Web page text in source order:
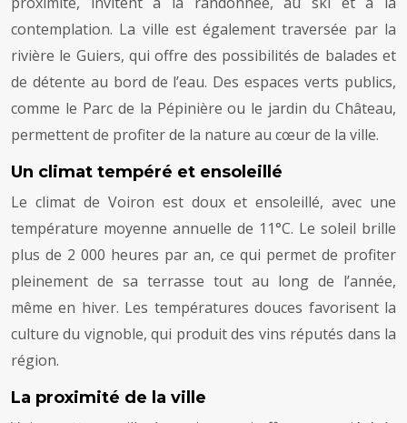
contemplation. La ville est également traversée par la
rivière le Guiers, qui offre des possibilités de balades et
de détente au bord de l’eau. Des espaces verts publics,
comme le Parc de la Pépinière ou le jardin du Château,
permettent de profiter de la nature au cœur de la ville.
Un climat tempéré et ensoleillé
Le climat de Voiron est doux et ensoleillé, avec une
température moyenne annuelle de 11°C. Le soleil brille
plus de 2 000 heures par an, ce qui permet de profiter
pleinement de sa terrasse tout au long de l’année,
même en hiver. Les températures douces favorisent la
culture du vignoble, qui produit des vins réputés dans la
région.
La proximité de la ville